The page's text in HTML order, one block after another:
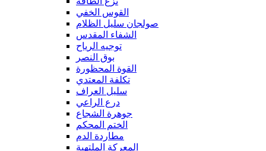
القوس الخفي
صولجان سليل الظلام
الشفاء المقدس
توجيه الرياح
بوق النصر
القوة المحظورة
تكلفة المعتدي
سليل العراف
درع الراعي
جوهرة الشجاع
الختم المحكم
مطاردة الدم
المعركة الملتهبة